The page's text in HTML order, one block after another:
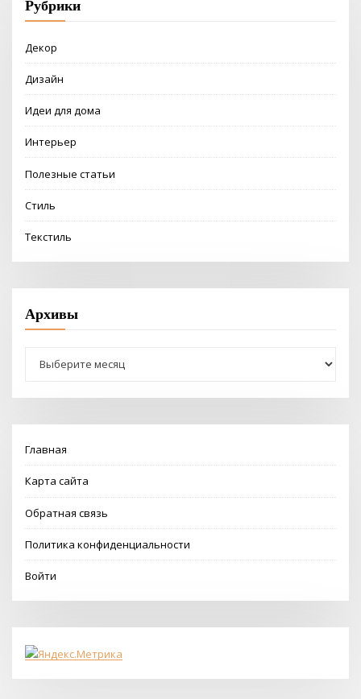
Рубрики
Декор
Дизайн
Идеи для дома
Интерьер
Полезные статьи
Стиль
Текстиль
Архивы
Главная
Карта сайта
Обратная связь
Политика конфиденциальности
Войти